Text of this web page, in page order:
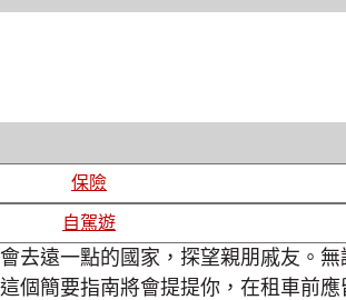
保險
自駕遊
去遠一點的國家，探望親朋戚友。
這個簡要指南將會提提你，在租車前應